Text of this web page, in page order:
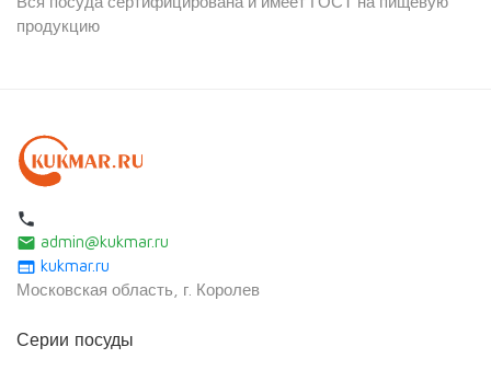
продукцию
local_phone
email admin@kukmar.ru
web kukmar.ru
Московская область, г. Королев
Серии посуды